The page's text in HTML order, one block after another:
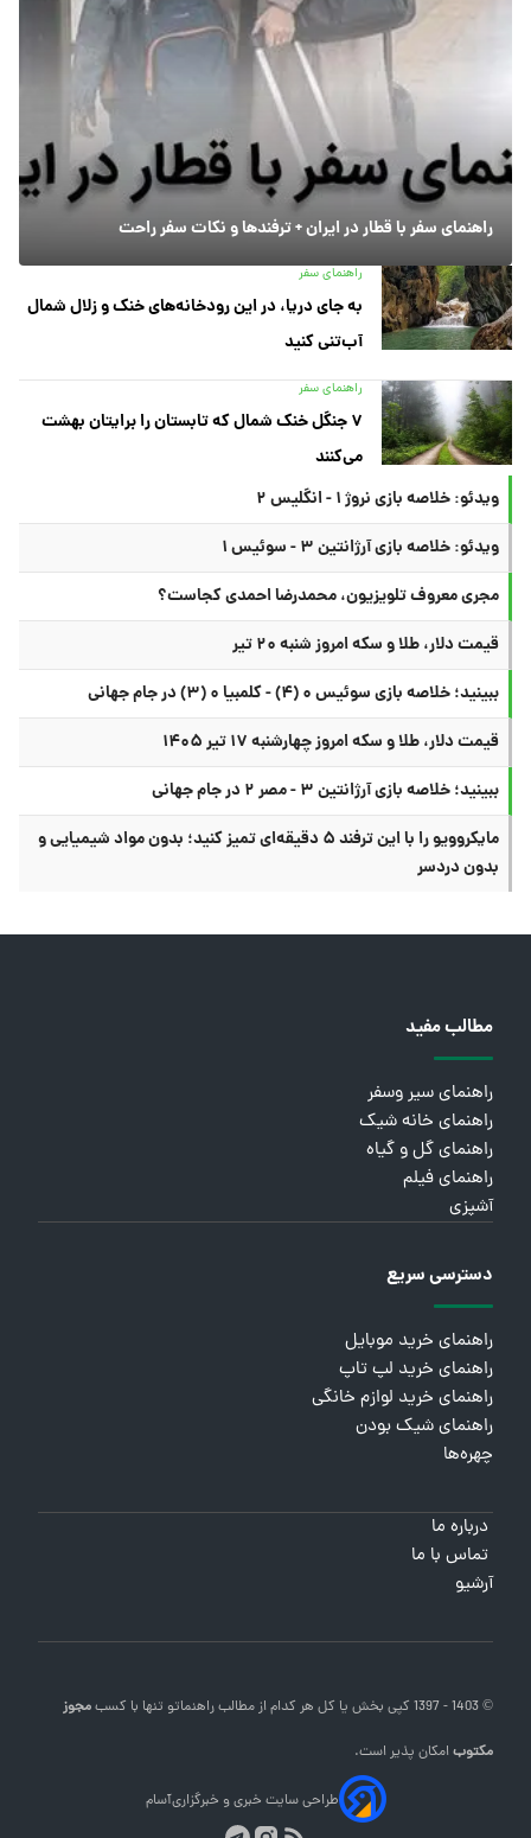
راهنمای سفر با قطار در ایران + ترفندها و نکات سفر راحت
راهنمای سفر
به جای دریا، در این رودخانه‌های خنک و زلال شمال
آب‌تنی کنید
راهنمای سفر
۷ جنگل خنک شمال که تابستان را برایتان بهشت
می‌کنند
ویدئو: خلاصه بازی نروژ ۱ - انگلیس ۲
ویدئو: خلاصه بازی آرژانتین ۳ - سوئیس ۱
مجری معروف تلویزیون، محمدرضا احمدی کجاست؟
قیمت دلار، طلا و سکه امروز شنبه ۲۰ تیر
ببینید؛ خلاصه بازی سوئیس ۰ (۴) - کلمبیا ۰ (۳) در جام جهانی
قیمت دلار، طلا و سکه امروز چهارشنبه ۱۷ تیر ۱۴۰۵
ببینید؛ خلاصه بازی آرژانتین ۳ - مصر ۲ در جام جهانی
مایکروویو را با این ترفند ۵ دقیقه‌ای تمیز کنید؛ بدون مواد شیمیایی و
بدون دردسر
مطالب مفید
راهنمای سیر وسفر
راهنمای خانه شیک
راهنمای گل و گیاه
راهنمای فیلم
آشپزی
دسترسی سریع
راهنمای خرید موبایل
راهنمای خرید لپ تاپ
راهنمای خرید لوازم خانگی
راهنمای شیک بودن
چهره‌ها
درباره ما
تماس با ما
آرشیو
© 1403 - 1397 کپی بخش یا کل هر کدام از مطالب راهنماتو تنها با کسبمجوز
مکتوبامکان پذیر است.
طراحی سایت خبری و خبرگزاریآسام